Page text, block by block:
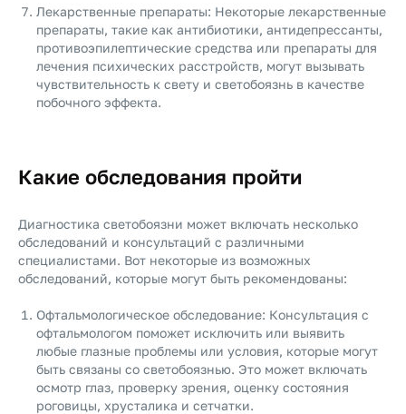
Лекарственные препараты: Некоторые лекарственные
препараты, такие как антибиотики, антидепрессанты,
противоэпилептические средства или препараты для
лечения психических расстройств, могут вызывать
чувствительность к свету и светобоязнь в качестве
побочного эффекта.
Какие обследования пройти
Диагностика светобоязни может включать несколько
обследований и консультаций с различными
специалистами. Вот некоторые из возможных
обследований, которые могут быть рекомендованы:
Офтальмологическое обследование: Консультация с
офтальмологом поможет исключить или выявить
любые глазные проблемы или условия, которые могут
быть связаны со светобоязнью. Это может включать
осмотр глаз, проверку зрения, оценку состояния
роговицы, хрусталика и сетчатки.